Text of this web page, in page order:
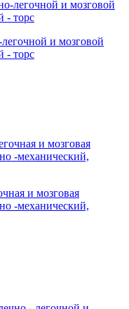
и мозговой
- торс
и мозговая
-механический,